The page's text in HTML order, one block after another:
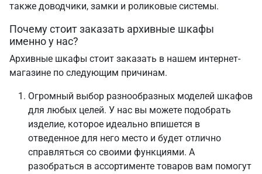
также доводчики, замки и роликовые системы.
Почему стоит заказать архивные шкафы
именно у нас?
Архивные шкафы стоит заказать в нашем интернет-
магазине по следующим причинам.
Огромный выбор разнообразных моделей шкафов
для любых целей. У нас вы можете подобрать
изделие, которое идеально впишется в
отведенное для него место и будет отлично
справляться со своими функциями. А
разобраться в ассортименте товаров вам помогут